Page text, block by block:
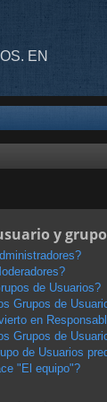
EN
y
de Usuarios?
Grupos de
en
Grupos de
de Usuarios
"El equipo"?